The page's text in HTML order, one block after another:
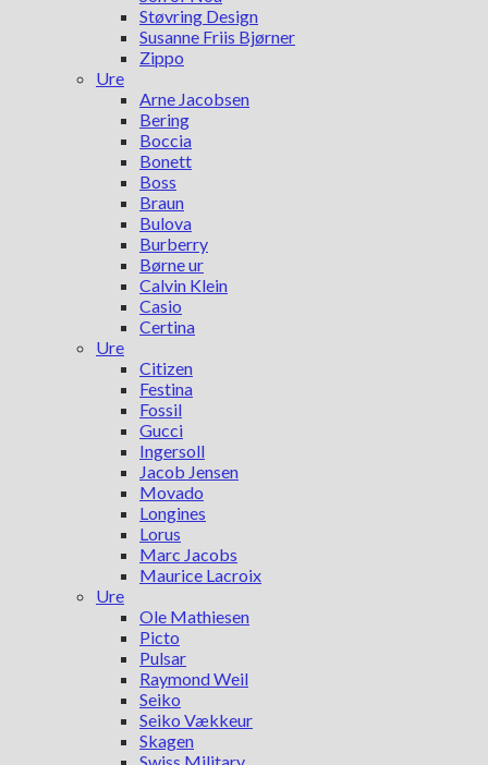
Støvring Design
Susanne Friis Bjørner
Zippo
Ure
Arne Jacobsen
Bering
Boccia
Bonett
Boss
Braun
Bulova
Burberry
Børne ur
Calvin Klein
Casio
Certina
Ure
Citizen
Festina
Fossil
Gucci
Ingersoll
Jacob Jensen
Movado
Longines
Lorus
Marc Jacobs
Maurice Lacroix
Ure
Ole Mathiesen
Picto
Pulsar
Raymond Weil
Seiko
Seiko Vækkeur
Skagen